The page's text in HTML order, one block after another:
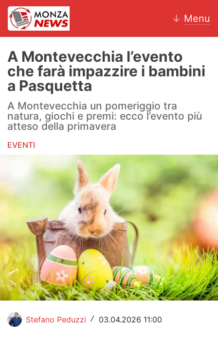
↓ Menu
News
AC Monza
Calcio
Motori
Hockey
Hockey
Pallanuoto
Pallamano
Altre
News
A Montevecchia l’evento
che farà impazzire i bambini
a Pasquetta
A Montevecchia un pomeriggio tra
natura, giochi e premi: ecco l’evento più
atteso della primavera
EVENTI
Stefano Peduzzi / 03.04.2026 11:00